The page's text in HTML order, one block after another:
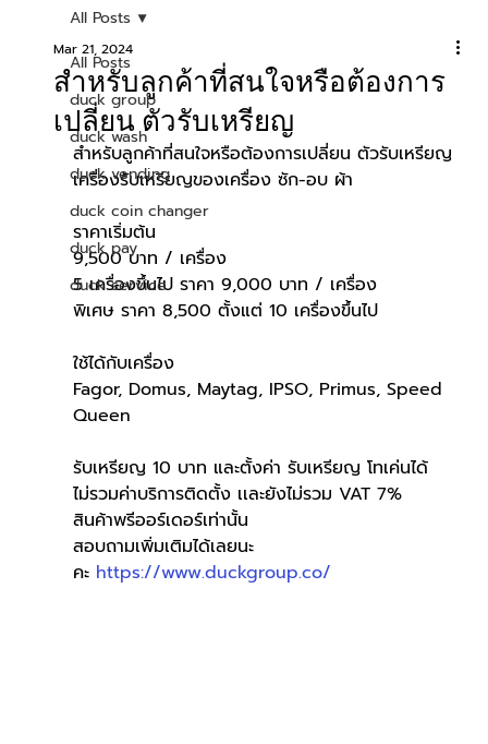
All Posts
duck group
duck wash
duck vending
duck coin changer
duck pay
duck service
All Posts
สำหรับลูกค้าที่สนใจหรือต้องการ
เปลี่ยน ตัวรับเหรียญ
Mar 21, 2024
สำหรับลูกค้าที่สนใจหรือต้องการเปลี่ยน ตัวรับเหรียญ
เครื่องรับเหรียญของเครื่อง ซัก-อบ ผ้า
ราคาเริ่มต้น
9,500 บาท / เครื่อง
5 เครื่องขึ้นไป ราคา 9,000 บาท / เครื่อง
พิเศษ ราคา 8,500 ตั้งแต่ 10 เครื่องขึ้นไป
ใช้ได้กับเครื่อง
Fagor, Domus, Maytag, IPSO, Primus, Speed
Queen
รับเหรียญ 10 บาท และตั้งค่า รับเหรียญ โทเค่นได้
ไม่รวมค่าบริการติดตั้ง เเละยังไม่รวม VAT 7%
สินค้าพรีออร์เดอร์เท่านั้น
สอบถามเพิ่มเติมได้เลยนะ
คะ https://www.duckgroup.co/